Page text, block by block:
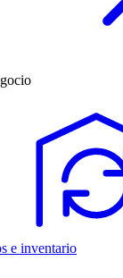
e inventario